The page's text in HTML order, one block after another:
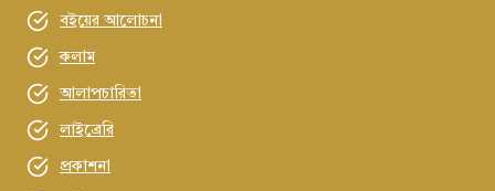
বইয়ের আলোচনা
কলাম
আলাপচারিতা
লাইব্রেরি
প্রকাশনা